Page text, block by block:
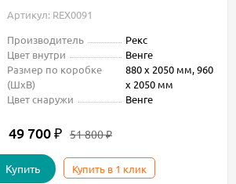
Артикул: REX0091
Производитель
Рекс
Цвет внутри
Венге
Размер по коробке
(ШxВ)
880 х 2050 мм, 960
х 2050 мм
Цвет снаружи
Венге
49 700 ₽ 51 800₽
Купить Купить в 1 клик